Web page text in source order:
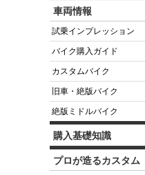
車両情報
試乗インプレッション
バイク購入ガイド
カスタムバイク
旧車・絶版バイク
絶版ミドルバイク
購入基礎知識
プロが造るカスタム